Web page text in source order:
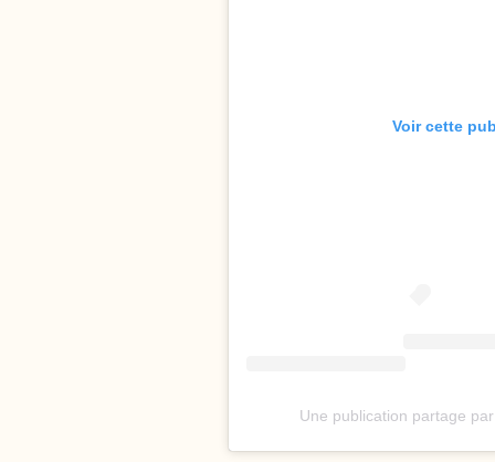
Voir cette
Une publication partage